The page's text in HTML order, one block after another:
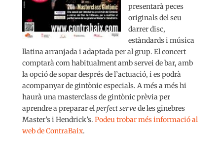
presentarà peces
originals del seu
darrer disc,
estàndards i música
llatina arranjada i adaptada per al grup. El concert
comptarà com habitualment amb servei de bar, amb
la opció de sopar després de l’actuació, i es podrà
acompanyar de gintònic especials. A més a més hi
haurà una masterclass de gintònic prèvia per
aprendre a preparar elperfect servede les ginebres
Master’s i Hendrick’s. Podeu trobar més informació al
web de ContraBaix.